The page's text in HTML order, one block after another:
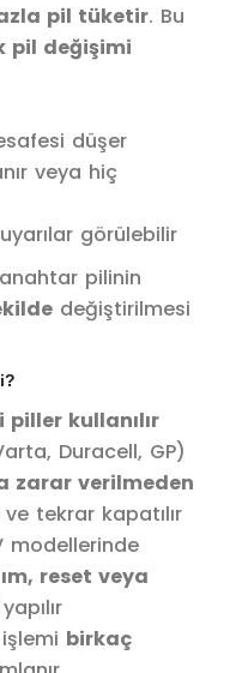
pil tüketir. Bu
pil değişimi
düşer
veya hiç
görülebilir
pilinin
değiştirilmesi
kullanılır
Duracell, GP)
zarar verilmeden
tekrar kapatılır
modellerinde
reset veya
yapılır
birkaç